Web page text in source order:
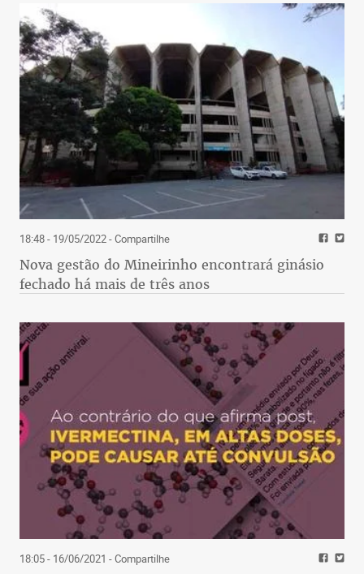
18:48 - 19/05/2022- Compartilhe
Nova gestão do Mineirinho encontrará ginásio
fechado há mais de três anos
18:05 - 16/06/2021 - Compartilhe